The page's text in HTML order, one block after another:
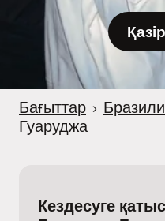
Бағыттар ›
Гуаруджа
Кездесуге